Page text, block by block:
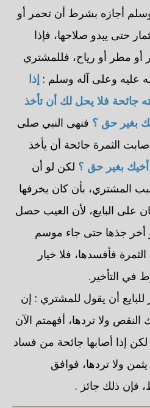
وسلم أجازه بشرط أن تحمر أو
حتى يبدو صلاحها، فإذا
أو مطر أو رياح، فللمشتري
عليه وعلى آله وسلم : إذا
جائحة فلا يحل لك أن تأخذ
بغير حق ؟ فنهى النبي صلى
الثمرة جائحة أن يأخذ
بغير حق ؟ لكن لو أن
المشتري، بأن كان يخرفها
على البايع، لأن العيب حصل
أخر جذها حتى جاء موسم
فأفسدها، فلا خيار
في التأخير.
أن يقول للمشتري : إن
النقص ولا تردها، أفهمتم الآن
إذا أصابها جائحة من فساد
ولا تردها، فوافق
فإن ذلك جائز .